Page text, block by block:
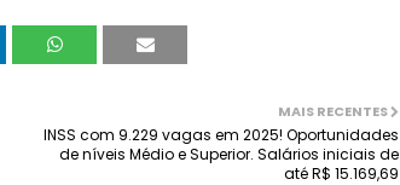
MAIS RECENTES
INSS com 9.229 vagas em 2025! Oportunidades
de níveis Médio e Superior. Salários iniciais de
até R$ 15.169,69